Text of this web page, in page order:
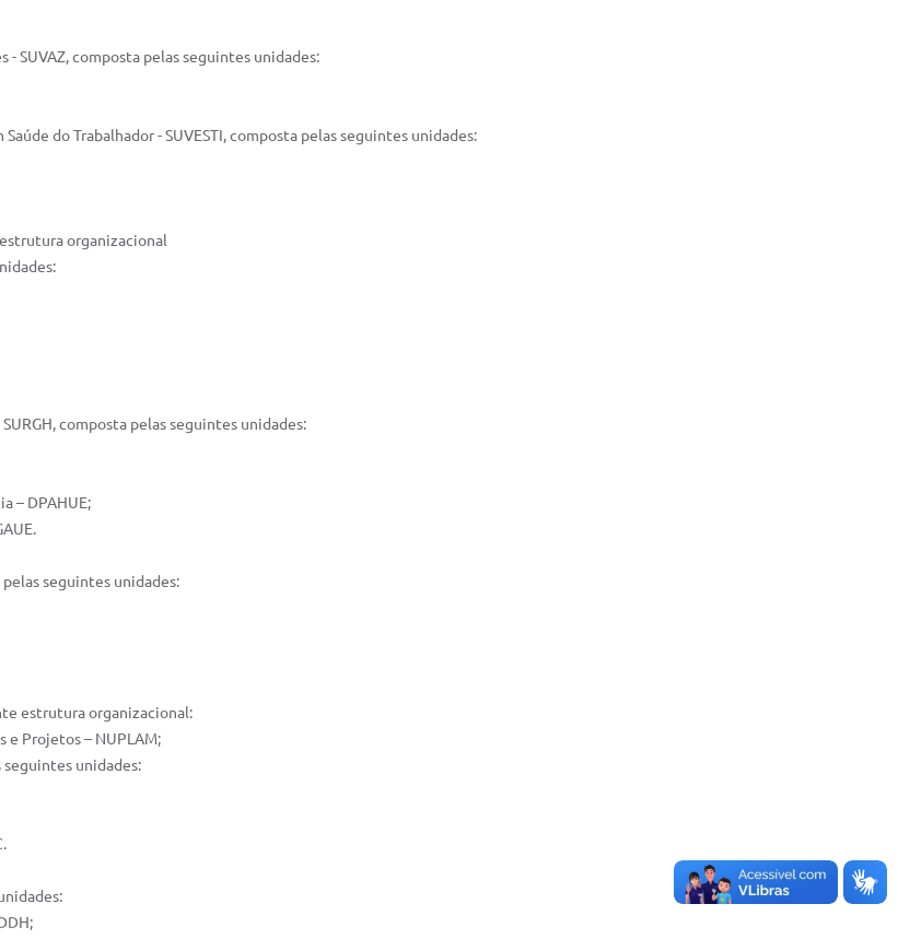
SUVAZ, composta pelas seguintes unidades:
do Trabalhador - SUVESTI, composta pelas seguintes unidades:
organizacional
composta pelas seguintes unidades:
– DPAHUE;
pelas seguintes unidades:
estrutura organizacional:
e Projetos – NUPLAM;
seguintes unidades: